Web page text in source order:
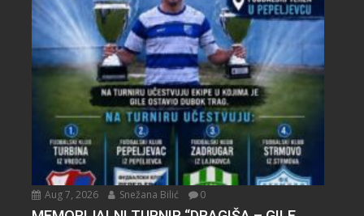
Aug 7, 2026 Snežana Bilić 0